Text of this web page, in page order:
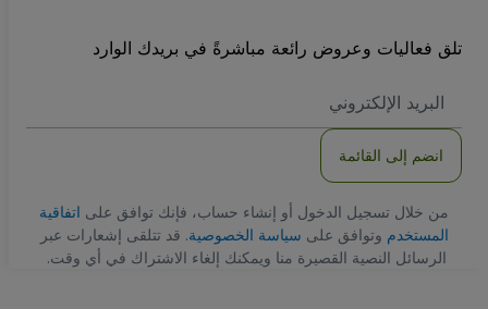
تلق فعاليات وعروض رائعة مباشرةً في بريدك الوارد
الاكتروني
انضم إلى القائمة
من خلال تسجيل الدخول أو إنشاء حساب، فإنك توافق على اتفاقية
المستخدم وتوافق على سياسة الخصوصية. قد تتلقى إشعارات عبر
الرسائل النصية القصيرة منا ويمكنك إلغاء الاشتراك في أي وقت.